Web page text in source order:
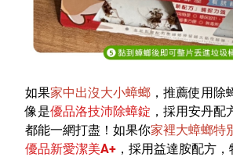
如果家中出沒大小蟑螂 ，推薦使用除
像是優品洛技沛除蟑錠 ，採用安丹
都能一網打盡！如果你家裡大蟑螂特
優品新愛潔美A+ ，採用益達胺配方